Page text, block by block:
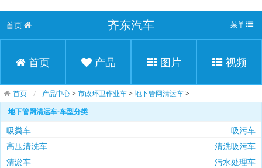
首页 齐东汽车 菜单
首页 产品 图片 视频
首页 产品中心>市政环卫作业车>地下管网清运车>
地下管网清运车-车型分类
吸粪车
吸污车
高压清洗车
清洗吸污车
清淤车
污水处理车